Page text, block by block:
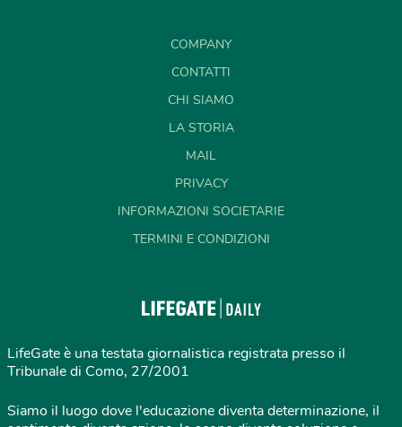
COMPANY
CONTATTI
CHI SIAMO
LA STORIA
MAIL
PRIVACY
INFORMAZIONI SOCIETARIE
TERMINI E CONDIZIONI
LifeGate è una testata giornalistica registrata presso il
Tribunale di Como, 27/2001
Siamo il luogo dove l'educazione diventa determinazione, il